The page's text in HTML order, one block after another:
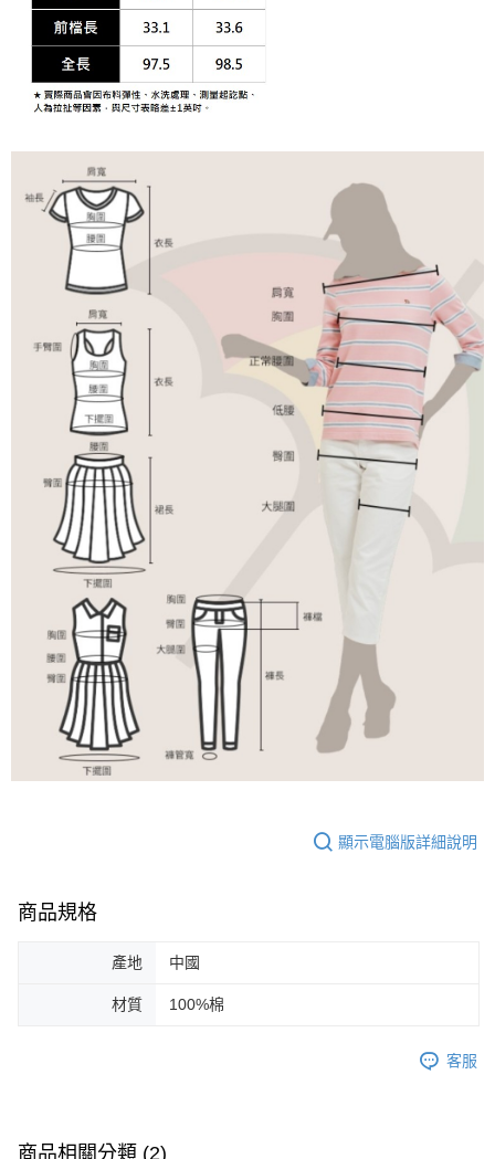
顯示電腦版詳細說明
商品規格
產地 中國
材質 100%棉
客服
商品相關分類 (2)